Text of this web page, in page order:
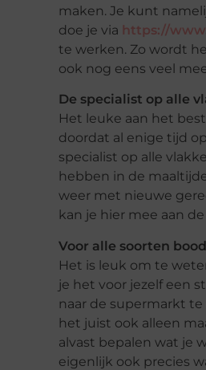
maken. Je kunt
doe je via https://
te werken. Zo wordt
ook nog eens veel
De specialist op alle
Het leuke aan het
doordat al enige tijd
specialist op alle
hebben in de
weer met nieuwe
kan je hier mee aan de
Voor alle soorten
Het is leuk om te
je het voor jezelf een
naar de supermarkt te
het juist ook alleen
alvast bepalen wat je
eigenlijk ook precies